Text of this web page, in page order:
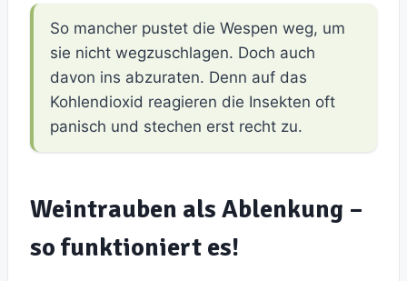
So mancher pustet die Wespen weg, um
sie nicht wegzuschlagen. Doch auch
davon ins abzuraten. Denn auf das
Kohlendioxid reagieren die Insekten oft
panisch und stechen erst recht zu.
Weintrauben als Ablenkung –
so funktioniert es!